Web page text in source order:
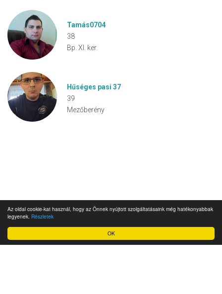
OK
Az oldal cookie-kat használ, hogy az Önnek nyújtott szolgáltatásaink még hatékonyabbak
legyenek. Részletek
Tamás0704
38
Bp. XI. ker.
Hűséges pasi 37
39
Mezőberény